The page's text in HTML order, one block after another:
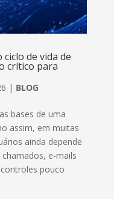
de vida de
crítico para
| BLOG
bases de uma
assim, em muitas
ainda depende
e-mails
pouco